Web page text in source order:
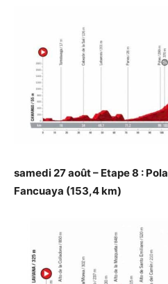
samedi 27 août – Etape 8 :
Fancuaya (153,4 km)